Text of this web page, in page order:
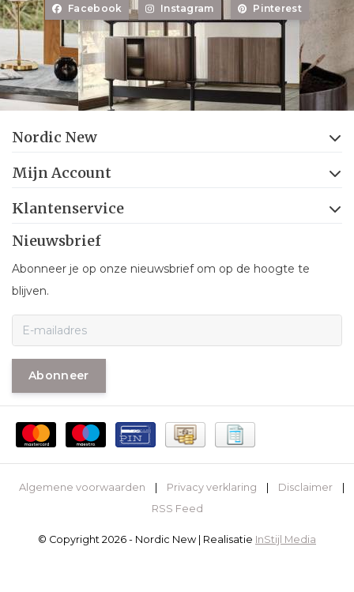
Facebook Instagram Pinterest
Nordic New
Mijn Account
Klantenservice
Nieuwsbrief
Abonneer je op onze nieuwsbrief om op de hoogte te
blijven.
Abonneer
Algemene voorwaarden Privacy verklaring Disclaimer
RSS Feed
© Copyright 2026 - Nordic New | Realisatie InStijl Media